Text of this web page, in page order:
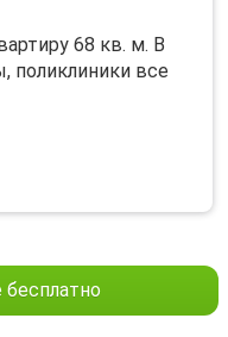
68 кв. м. В
поликлиники все